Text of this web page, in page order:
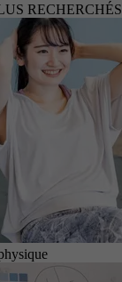
RECHERCHÉS